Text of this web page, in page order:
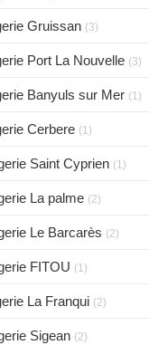
Gruissan (3)
Port La Nouvelle (3)
Banyuls sur Mer (1)
Cerbere (1)
Saint Cyprien (1)
La palme (2)
Le Barcarès (2)
FITOU (1)
La Franqui (2)
Sigean (2)